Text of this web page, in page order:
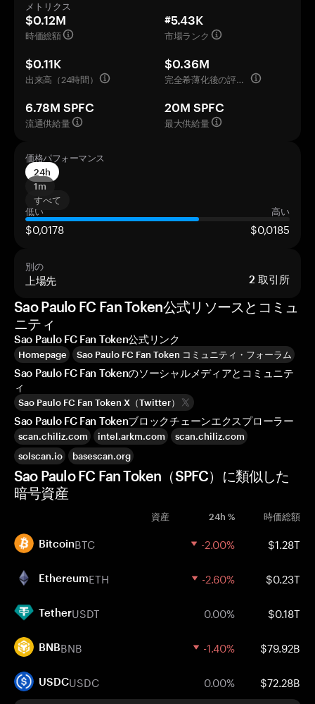
メトリクス
$0.12M
時価総額
#5.43K
市場ランク
$0.11K
出来高（24時間）
$0.36M
完全希薄化後の評価額
6.78M SPFC
流通供給量
20M SPFC
最大供給量
価格パフォーマンス
24h
1m
すべて
低い
高い
$0,0178 $0,0185
別の
上場先 2 取引所
Sao Paulo FC Fan Token公式リソースとコミュ
ニティ
Sao Paulo FC Fan Token公式リンク
Homepage Sao Paulo FC Fan Token コミュニティ・フォーラム
Sao Paulo FC Fan Tokenのソーシャルメディアとコミュニテ
ィ
Sao Paulo FC Fan Token X（Twitter）
Sao Paulo FC Fan Tokenブロックチェーンエクスプローラー
scan.chiliz.com intel.arkm.com
scan.chiliz.com
solscan.io
basescan.org
Sao Paulo FC Fan Token（SPFC）に類似した
暗号資産
資産 24h % 時価総額
BitcoinBTC -2.00% $1.28T
EthereumETH -2.60% $0.23T
TetherUSDT 0.00% $0.18T
BNBBNB -1.40% $79.92B
USDCUSDC 0.00% $72.28B